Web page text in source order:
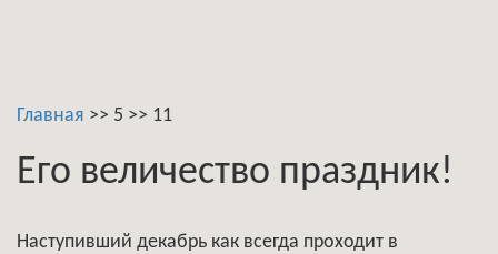
Главная >> 5 >> 11
Его величество праздник!
Наступивший декабрь как всегда проходит в